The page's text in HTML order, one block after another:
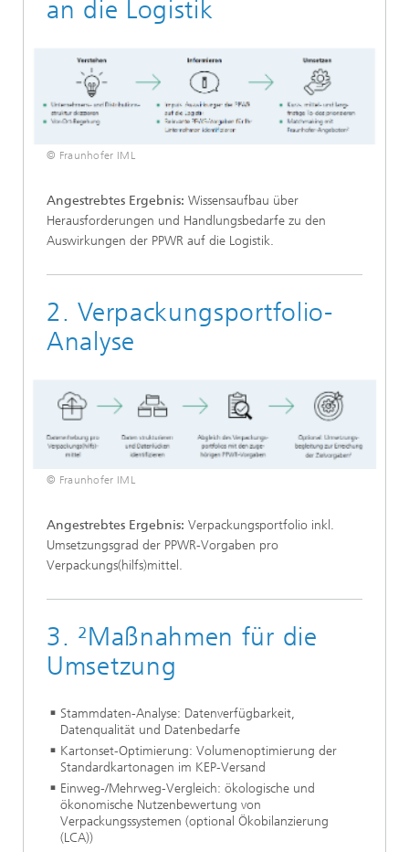
an die Logistik
© Fraunhofer IML
Angestrebtes Ergebnis: Wissensaufbau über
Herausforderungen und Handlungsbedarfe zu den
Auswirkungen der PPWR auf die Logistik.
2. Verpackungsportfolio-
Analyse
© Fraunhofer IML
Angestrebtes Ergebnis: Verpackungsportfolio inkl.
Umsetzungsgrad der PPWR-Vorgaben pro
Verpackungs(hilfs)mittel.
3. ²Maßnahmen für die
Umsetzung
Stammdaten-Analyse: Datenverfügbarkeit,
Datenqualität und Datenbedarfe
Kartonset-Optimierung: Volumenoptimierung der
Standardkartonagen im KEP-Versand
Einweg-/Mehrweg-Vergleich: ökologische und
ökonomische Nutzenbewertung von
Verpackungssystemen (optional Ökobilanzierung
(LCA))